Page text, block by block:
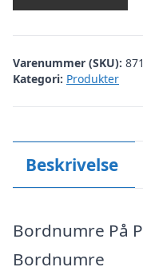
Varenummer (SKU):
Kategori: Produkter
Beskrivelse
Bordnumre På
Bordnumre